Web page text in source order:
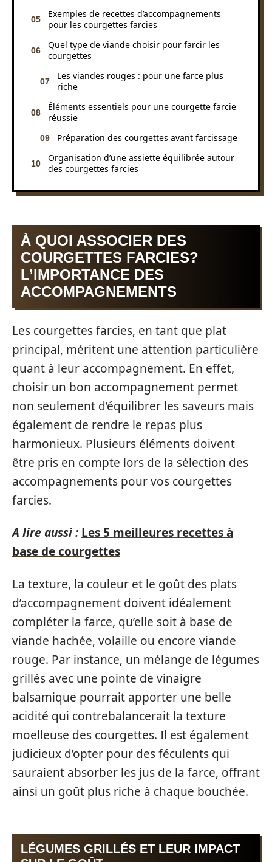
Exemples de recettes d’accompagnements
pour les courgettes farcies
Quel type de viande choisir pour farcir les
courgettes
Les viandes rouges : pour une farce plus
riche
Éléments essentiels pour une courgette farcie
réussie
Préparation des courgettes avant farcissage
Organisation d’une assiette équilibrée autour
des courgettes farcies
À QUOI ASSOCIER DES
COURGETTES FARCIES?
L’IMPORTANCE DES
ACCOMPAGNEMENTS
Les courgettes farcies, en tant que plat
principal, méritent une attention particulière
quant à leur accompagnement. En effet,
choisir un bon accompagnement permet
non seulement d’équilibrer les saveurs mais
également de rendre le repas plus
harmonieux. Plusieurs éléments doivent
être pris en compte lors de la sélection des
accompagnements pour vos courgettes
farcies.
A lire aussi : Les 5 meilleures recettes à
base de courgettes
La texture, la couleur et le goût des plats
d’accompagnement doivent idéalement
compléter la farce, qu’elle soit à base de
viande hachée, volaille ou encore viande
rouge. Par instance, un mélange de légumes
grillés avec une pointe de vinaigre
balsamique pourrait apporter une belle
acidité qui contrebalancerait la texture
moelleuse des courgettes. Il est également
judicieux d’opter pour des féculents qui
sauraient absorber les jus de la farce, offrant
ainsi un goût plus riche à chaque bouchée.
LÉGUMES GRILLÉS ET LEUR IMPACT